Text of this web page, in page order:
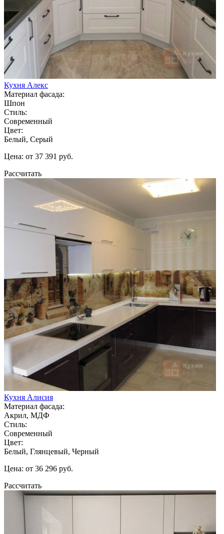
Кухня Алекс
Материал фасада:
Шпон
Стиль:
Современный
Цвет:
Белый, Серый
Цена: от 37 391 руб.
Рассчитать
Кухня Алисия
Материал фасада:
Акрил, МДФ
Стиль:
Современный
Цвет:
Белый, Глянцевый, Черный
Цена: от 36 296 руб.
Рассчитать